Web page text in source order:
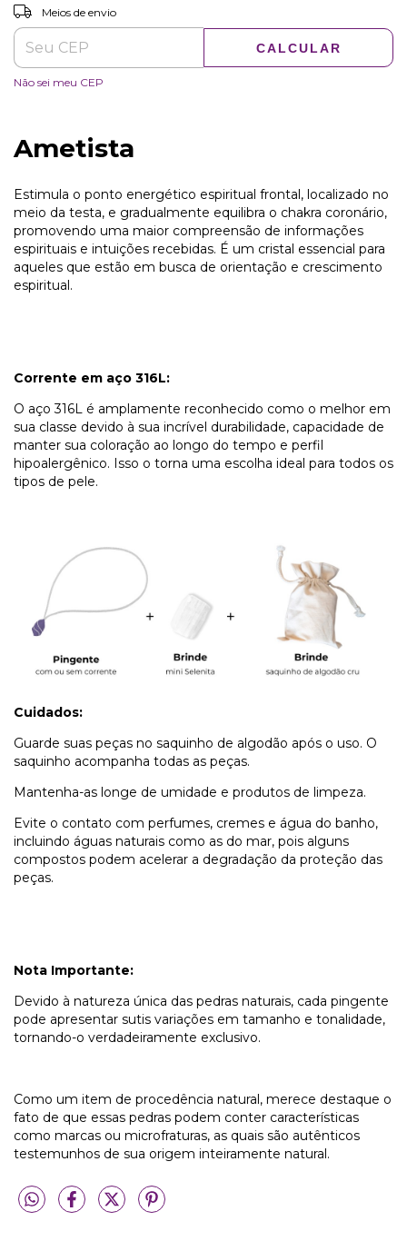
Entregas para o CEP:
Meios de envio
CALCULAR
Não sei meu CEP
Ametista
Estimula o ponto energético espiritual frontal, localizado no
meio da testa, e gradualmente equilibra o chakra coronário,
promovendo uma maior compreensão de informações
espirituais e intuições recebidas. É um cristal essencial para
aqueles que estão em busca de orientação e crescimento
espiritual.
Corrente em aço 316L:
O aço 316L é amplamente reconhecido como o melhor em
sua classe devido à sua incrível durabilidade, capacidade de
manter sua coloração ao longo do tempo e perfil
hipoalergênico. Isso o torna uma escolha ideal para todos os
tipos de pele.
Cuidados:
Guarde suas peças no saquinho de algodão após o uso. O
saquinho acompanha todas as peças.
Mantenha-as longe de umidade e produtos de limpeza.
Evite o contato com perfumes, cremes e água do banho,
incluindo águas naturais como as do mar, pois alguns
compostos podem acelerar a degradação da proteção das
peças.
Nota Importante:
Devido à natureza única das pedras naturais, cada pingente
pode apresentar sutis variações em tamanho e tonalidade,
tornando-o verdadeiramente exclusivo.
Como um item de procedência natural, merece destaque o
fato de que essas pedras podem conter características
como marcas ou microfraturas, as quais são autênticos
testemunhos de sua origem inteiramente natural.